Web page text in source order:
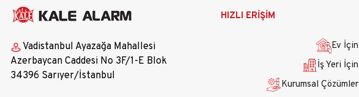
Vadistanbul Ayazağa Mahallesi
Azerbaycan Caddesi No 3F/1-E Blok
34396 Sarıyer/İstanbul
Ana
HIZLI ERİŞİM
Ev İçin
İş Yeri İçin
Kurumsal Çözümler